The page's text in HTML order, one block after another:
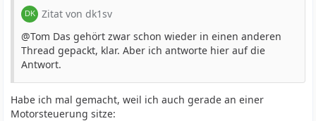
Zitat von dk1sv
@Tom Das gehört zwar schon wieder in einen anderen
Thread gepackt, klar. Aber ich antworte hier auf die
Antwort.
Habe ich mal gemacht, weil ich auch gerade an einer
Motorsteuerung sitze: